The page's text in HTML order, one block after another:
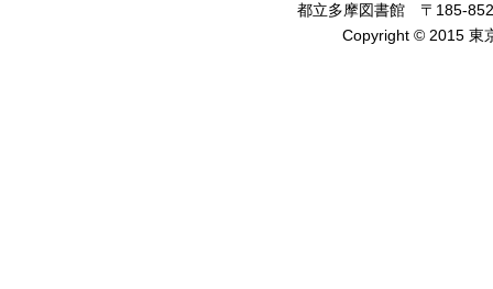
都立多摩図書館 〒185-
Copyright © 2015 東